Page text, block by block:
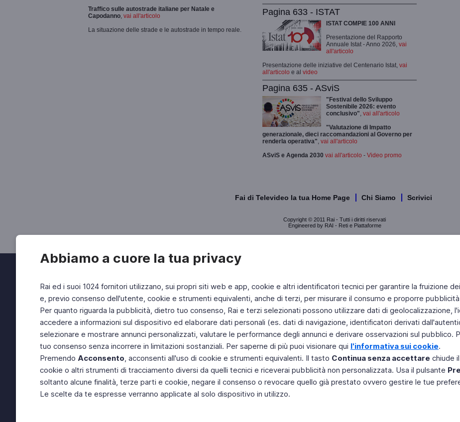
Abbiamo a cuore la tua privacy
Rai ed i suoi 1024 fornitori utilizzano, sui propri siti web e app, cookie e altri identificatori tecnici per garantire la fruizione
e, previo consenso dell'utente, cookie e strumenti equivalenti, anche di terzi, per misurare il consumo e proporre
Per quanto riguarda la pubblicità, dietro tuo consenso, Rai e terzi selezionati possono utilizzare dati di geolocalizzazione,
accedere a informazioni sul dispositivo ed elaborare dati personali (es. dati di navigazione, identificatori derivati
selezionare e mostrare annunci personalizzati, valutare le performance degli annunci e derivare osservazioni sul pubblico.
tuo consenso senza incorrere in limitazioni sostanziali. Per saperne di più puoi visionare qui l'informativa sui cookie.
Premendo Acconsento, acconsenti all'uso di cookie e strumenti equivalenti. Il tasto Continua senza accettare chiude
cookie o altri strumenti di tracciamento diversi da quelli tecnici e riceverai pubblicità non personalizzata. Usa il pulsante
soltanto alcune finalità, terze parti e cookie, negare il consenso o revocare quello già prestato ovvero gestire le tue
Le scelte da te espresse verranno applicate al solo dispositivo in utilizzo.
Traffico sulle autostrade italiane per Natale e
Capodanno, vai all'articolo
La situazione delle strade e le autostrade in tempo reale.
Pagina 633 - ISTAT
ISTAT COMPIE 100 ANNI
Presentazione del Rapporto
Annuale Istat - Anno 2026, vai
all'articolo
Presentazione delle iniziative del Centenario Istat, vai
all'articolo e al video
Pagina 635 - ASviS
"Festival dello Sviluppo
Sostenibile 2026: evento
conclusivo", vai all'articolo
"Valutazione di Impatto
generazionale, dieci raccomandazioni al Governo per
renderla operativa", vai all'articolo
ASviS e Agenda 2030 vai all'articolo - Video promo
Fai di Televideo la tua Home Page Chi Siamo Scrivici
Copyright © 2011 Rai - Tutti i diritti riservati
Engineered by RAI - Reti e Piattaforme